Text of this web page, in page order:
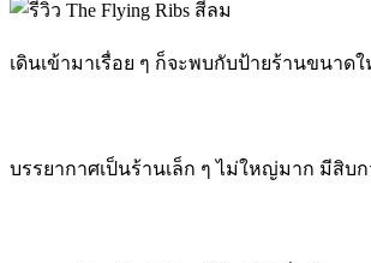
เดินเข้ามาเรื่อย ๆ ก็จะพบกับป้ายร้านขนาด
บรรยากาศเป็นร้านเล็ก ๆ ไม่ใหญ่มาก มีสิบ